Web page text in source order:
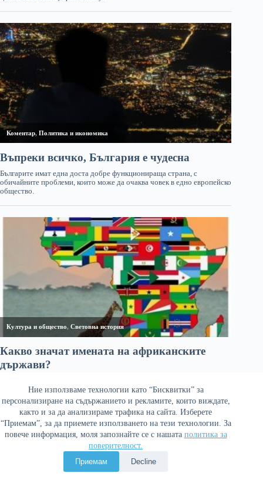
Ние използваме технологии като “Бисквитки” за
персонализиране на съдържанието и рекламите, които виждате,
както и за да анализираме трафика на сайта. Изберете
“Приемам”, за да приемете използването на тези технологии. За
повече информация, моля запознайте се с нашата политика за
поверителност.
Приемам
Decline
Политика за поверителност
Copyright © 2026 Война и мир. Сайтът е оптимизиран от